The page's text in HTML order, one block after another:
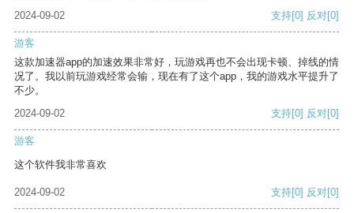
2024-09-02
支持[0] 反对[0]
游客
这款加速器app的加速效果非常好，玩游戏再也不会出现卡顿、掉线的情
况了。我以前玩游戏经常会输，现在有了这个app，我的游戏水平提升了
不少。
2024-09-02
支持[0] 反对[0]
游客
这个软件我非常喜欢
2024-09-02 支持[0] 反对[0]